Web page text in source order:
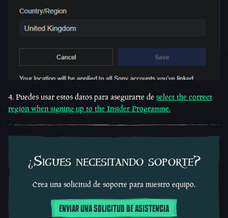
4. Puedes usar estos datos para asegurarte de select the correct
region when signing up to the Insider Programme.
¿Sigues necesitando soporte?
Crea una solicitud de soporte para nuestro equipo.
ENVIAR UNA SOLICITUD DE ASISTENCIA